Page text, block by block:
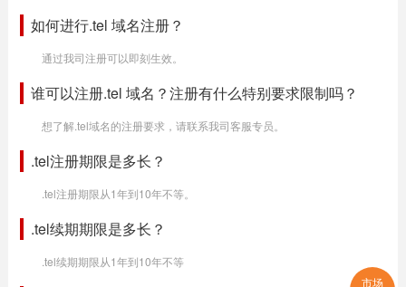
如何进行.tel 域名注册？
通过我司注册可以即刻生效。
谁可以注册.tel 域名？注册有什么特别要求限制吗？
想了解.tel域名的注册要求，请联系我司客服专员。
.tel注册期限是多长？
.tel注册期限从1年到10年不等。
.tel续期期限是多长？
.tel续期期限从1年到10年不等
市场